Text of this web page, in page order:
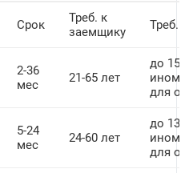
Срок
Треб. к
заемщику
Треб. к
2-36
мес
21-65 лет
до 15
ином.,
для
5-24
мес
24-60 лет
до 13
ином.,
для